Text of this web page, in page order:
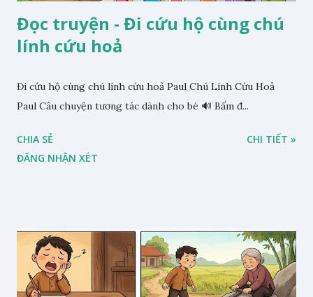
Đọc truyện - Đi cứu hộ cùng chú
lính cứu hoả
Đi cứu hộ cùng chú lính cứu hoả Paul Chú Lính Cứu Hoả
Paul Câu chuyện tương tác dành cho bé 🔊 Bấm đ...
CHIA SẺ
ĐĂNG NHẬN XÉT
CHI TIẾT »